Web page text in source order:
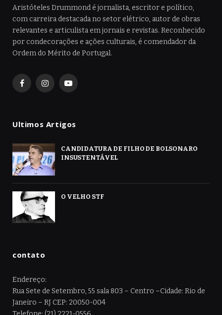
Aristóteles Drummond é jornalista, escritor e político,
com carreira destacada no setor elétrico, autor de obras
relevantes e articulista em jornais e revistas. Reconhecido
por condecorações e ações culturais, é comendador da
Ordem do Mérito de Portugal.
FacebookInstagramYouTube
Ultimos Artigos
CANDIDATURA DE FILHO DE BOLSONARO
INSUSTENTÁVEL
O VELHO STF
contato
Endereço:
Rua Sete de Setembro, 55 sala 803 – Centro –Cidade: Rio de
Janeiro – RJ CEP: 20050-004